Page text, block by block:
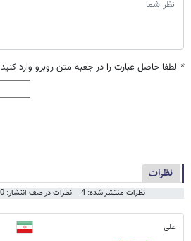
* لطفا حاصل عبارت را در جعبه متن روبرو وارد کنید
نظرات
نظرات منتشر شده: 4 نظرات در صف انتشار: 0
علی